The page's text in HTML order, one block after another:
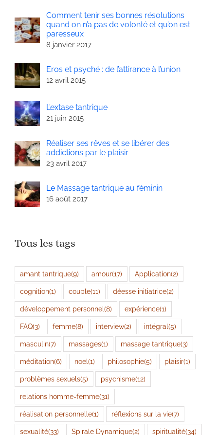
Comment tenir ses bonnes résolutions
quand on n’a pas de volonté et qu’on est
paresseux
8 janvier 2017
Eros et psyché : de l’attirance à l’union
12 avril 2015
L’extase tantrique
21 juin 2015
Réaliser ses rêves et se libérer des
addictions par le plaisir
23 avril 2017
Le Massage tantrique au féminin
16 août 2017
Tous les tags
amant tantrique(9) amour(17) Application(2)
cognition(1) couple(11) déesse initiatrice(2)
développement personnel(8) expérience(1)
FAQ(3) femme(8) interview(2) intégral(5)
masculin(7) massages(1) massage tantrique(3)
méditation(6) noel(1) philosophie(5) plaisir(1)
problèmes sexuels(5) psychisme(12)
relations homme-femme(31)
réalisation personnelle(1) réflexions sur la vie(7)
sexualité(33) Spirale Dynamique(2) spiritualité(34)